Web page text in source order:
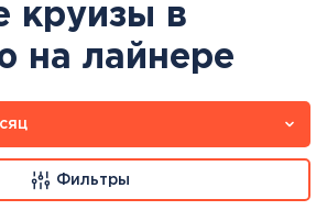
круизы в
на лайнере
Фильтры